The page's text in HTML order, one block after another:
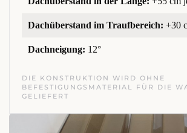
Dachüberstand im Traufbereich: +30
Dachneigung: 12°
DIE KONSTRUKTION WIRD OHNE
BEFESTIGUNGSMATERIAL FÜR DIE
GELIEFERT